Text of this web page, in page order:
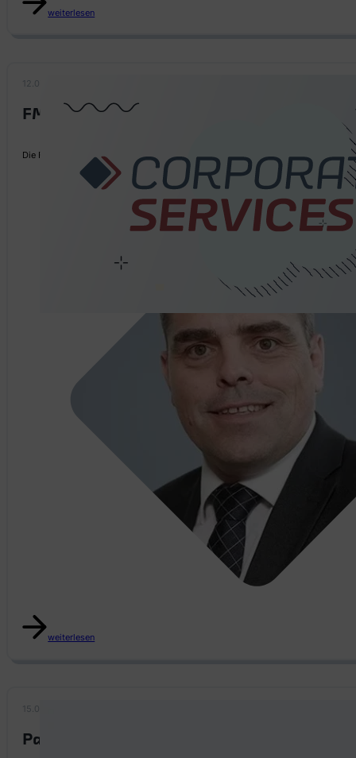
weiterlesen
12.07.2024
FMA Ad-hoc-Umfrage
Die FMA hat die Treuhandgesellschaften über die Notwendigkeit eines Ad-hoc
weiterlesen
15.03.2024
Partnerschaft mit der SGVV